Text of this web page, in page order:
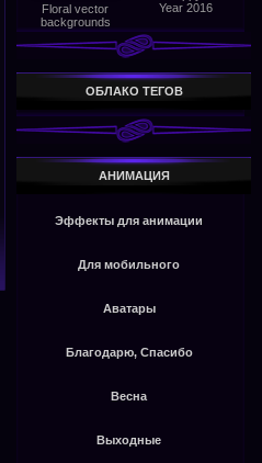
Floral vector
backgrounds
Year 2016
ОБЛАКО ТЕГОВ
АНИМАЦИЯ
Эффекты для анимации
Для мобильного
Аватары
Благодарю, Спасибо
Весна
Выходные